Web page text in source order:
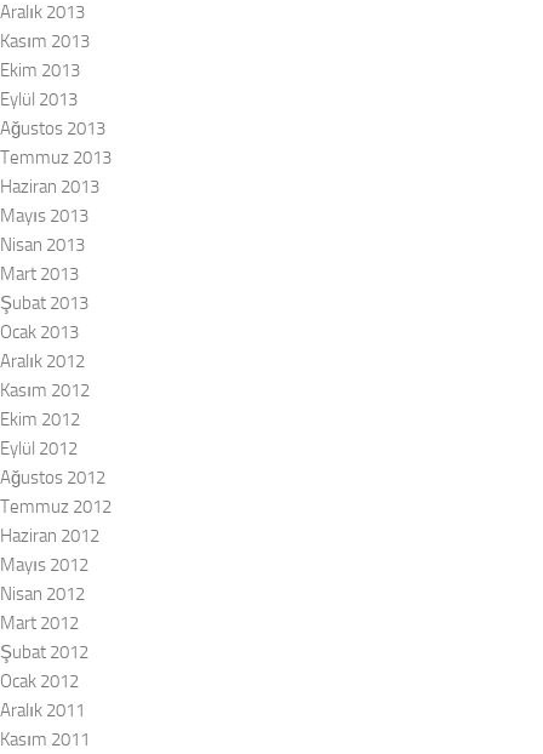
Aralık 2013
Kasım 2013
Ekim 2013
Eylül 2013
Ağustos 2013
Temmuz 2013
Haziran 2013
Mayıs 2013
Nisan 2013
Mart 2013
Şubat 2013
Ocak 2013
Aralık 2012
Kasım 2012
Ekim 2012
Eylül 2012
Ağustos 2012
Temmuz 2012
Haziran 2012
Mayıs 2012
Nisan 2012
Mart 2012
Şubat 2012
Ocak 2012
Aralık 2011
Kasım 2011